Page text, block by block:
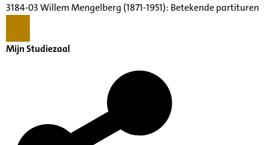
3184-03 Willem Mengelberg (1871-1951): Betekende partituren
Mijn Studiezaal